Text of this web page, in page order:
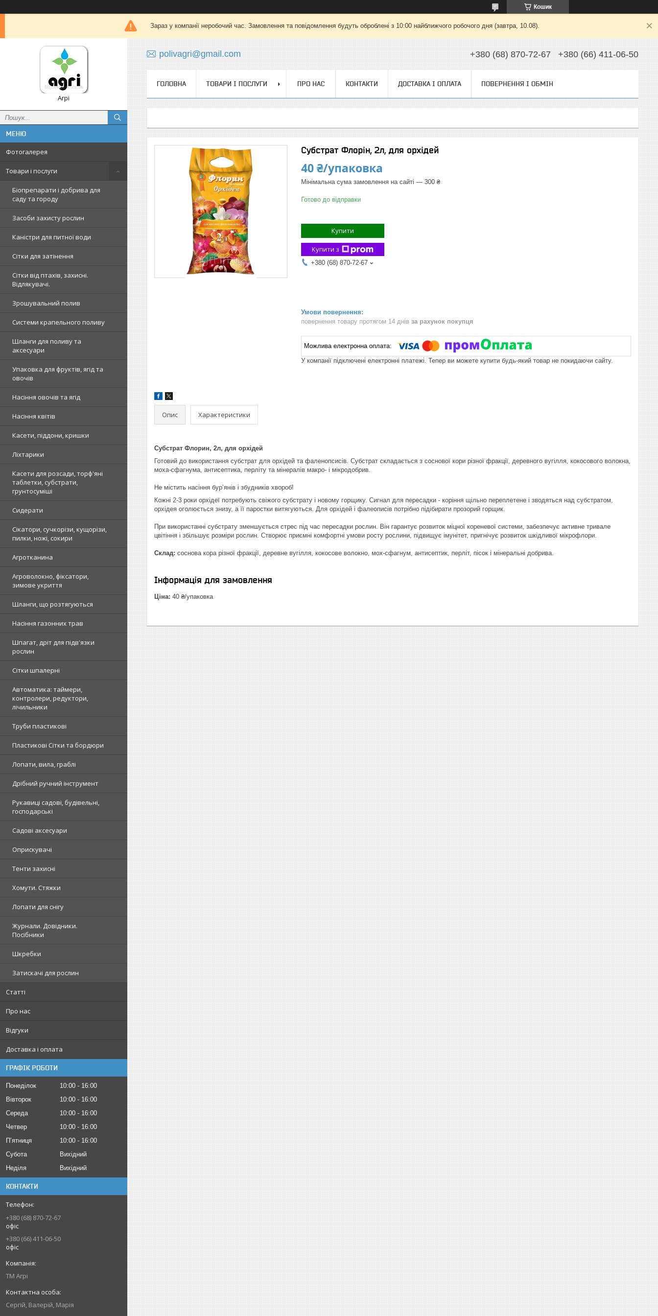
Кошик
Зараз у компанії неробочий час. Замовлення та повідомлення будуть оброблені з 10:00 найближчого робочого дня (завтра, 10.08).
Агрі
Фотогалерея
Товари і послуги
Біопрепарати і добрива для
саду та городу
Засоби захисту рослин
Каністри для питної води
Сітки для затінення
Сітки від птахів, захисні.
Відлякувачі.
Зрошувальний полив
Системи крапельного поливу
Шланги для поливу та
аксесуари
Упаковка для фруктів, ягід та
овочів
Насіння овочів та ягід
Насіння квітів
Касети, піддони, кришки
Ліхтарики
Касети для розсади, торф'яні
таблетки, субстрати,
грунтосуміші
Сидерати
Сікатори, сучкорізи, кущорізи,
пилки, ножі, сокири
Агротканина
Агроволокно, фіксатори,
зимове укриття
Шланги, що розтягуються
Насіння газонних трав
Шпагат, дріт для підв'язки
рослин
Сітки шпалерні
Автоматика: таймери,
контролери, редуктори,
лічильники
Труби пластикові
Пластикові Сітки та бордюри
Лопати, вила, граблі
Дрібний ручний інструмент
Рукавиці садові, будівельні,
господарські
Садові аксесуари
Оприскувачі
Тенти захисні
Хомути. Стяжки
Лопати для снігу
Журнали. Довідники.
Посібники
Шкребки
Затискачі для рослин
Статті
Про нас
Відгуки
Доставка і оплата
ГРАФІК РОБОТИ
Понеділок 10:00
16:00
Вівторок
10:00
16:00
Середа
10:00
16:00
Четвер
10:00
16:00
Пʼятниця
10:00
16:00
Субота
Вихідний
Неділя
Вихідний
КОНТАКТИ
+380 (68) 870-72-67
офіс
+380 (66) 411-06-50
офіс
ТМ Агрі
Сергій, Валерій, Марія
polivagri@gmail.com +380 (68) 870-72-67 +380 (66) 411-06-50
ГОЛОВНА ТОВАРИ І ПОСЛУГИ ПРО НАС КОНТАКТИ ДОСТАВКА І ОПЛАТА ПОВЕРНЕННЯ І ОБМІН
Субстрат Флорін, 2л, для орхідей
40 ₴/упаковка
Мінімальна сума замовлення на сайті — 300 ₴
Готово до відправки
Купити
Купити з
+380 (68) 870-72-67
повернення товару протягом 14 днів за рахунок покупця
У компанії підключені електронні платежі. Тепер ви можете купити будь-який товар не покидаючи сайту.
Опис Характеристики
Субстрат Флорин, 2л, для орхідей
Готовий до використання субстрат для орхідей та фаленопсисів. Субстрат складається з соснової кори різної фракції, деревного вугілля, кокосового волокна,
моха-сфагнума, антисептика, перліту та мінералів макро- і мікродобрив.
Не містить насіння бур’янів і збудників хвороб!
Кожні 2-3 роки орхідеї потребують свіжого субстрату і новому горщику. Сигнал для пересадки - коріння щільно переплетене і зводяться над субстратом,
орхідея оголюється знизу, а її паростки витягуються. Для орхідей і фалеописів потрібно підібирати прозорий горщик.
При використанні субстрату зменшується стрес під час пересадки рослин. Він гарантує розвиток міцної кореневої системи, забезпечує активне тривале
цвітіння і збільшує розміри рослин. Створює приємні комфортні умови росту рослини, підвищує імунітет, пригнічує розвиток шкідливої мікрофлори.
Склад: соснова кора різної фракції, деревне вугілля, кокосове волокно, мох-сфагнум, антисептик, перліт, пісок і мінеральні добрива.
Інформація для замовлення
Ціна: 40 ₴/упаковка